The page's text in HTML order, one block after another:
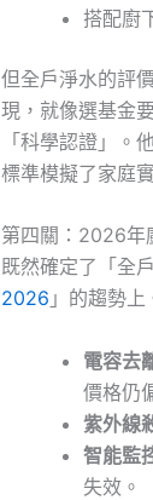
搭配廚
但全戶淨水的評
現，就像選基金
「科學認證」。
標準模擬了家庭
第四關：2026年
既然確定了「全
2026 」的趨勢
電容去
價格仍
紫外線
智能監
失效。